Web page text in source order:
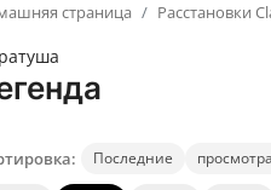
страница Расстановки
Последние